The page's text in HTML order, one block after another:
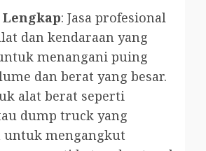
: Jasa profesional
dan kendaraan yang
menangani puing
dan berat yang besar.
alat berat seperti
dump truck yang
untuk mengangkut